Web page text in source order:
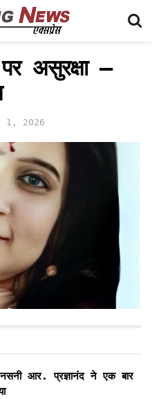
असुरक्षा —
1, 2026
आर. प्रज्ञानंद ने एक बार